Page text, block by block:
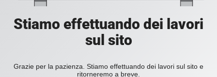
Stiamo effettuando dei lavori
sul sito
Grazie per la pazienza. Stiamo effettuando dei lavori sul sito e
ritorneremo a breve.